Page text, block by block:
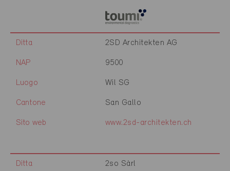
Ditta 2SD Architekten AG
NAP 9500
Luogo Wil SG
Cantone San Gallo
Sito web www.2sd-architekten.ch
Ditta 2so Sàrl